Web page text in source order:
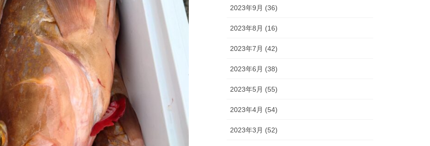
2023年9月 (36)
2023年8月 (16)
2023年7月 (42)
2023年6月 (38)
2023年5月 (55)
2023年4月 (54)
2023年3月 (52)